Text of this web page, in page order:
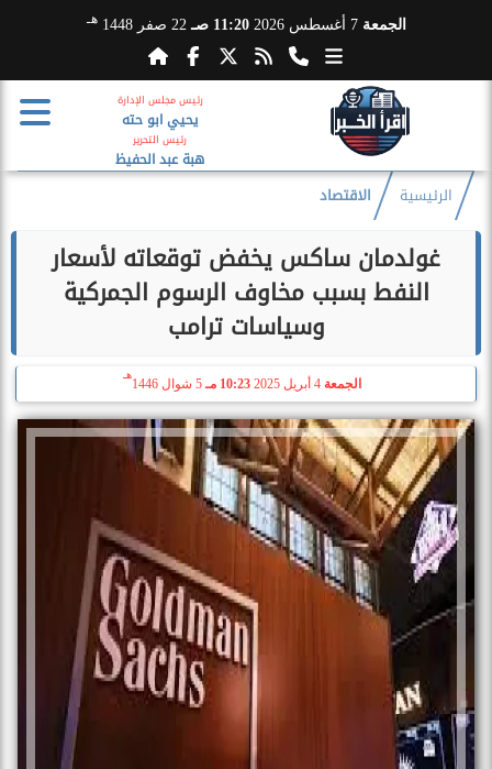
الجمعة 7 أغسطس 2026 11:20 صـ 22 صفر 1448 هـ
رئيس مجلس الإدارة
يحيي ابو حته
رئيس التحرير
هبة عبد الحفيظ
الرئيسية الاقتصاد
غولدمان ساكس يخفض توقعاته لأسعار
النفط بسبب مخاوف الرسوم الجمركية
وسياسات ترامب
الجمعة 4 أبريل 2025 10:23 مـ 5 شوال 1446
هـ